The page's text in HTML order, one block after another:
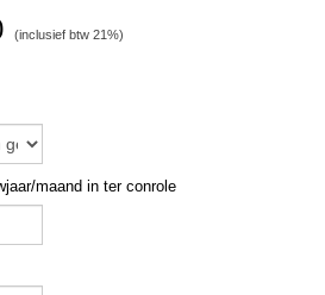
(inclusief btw 21%)
maand in ter conrole